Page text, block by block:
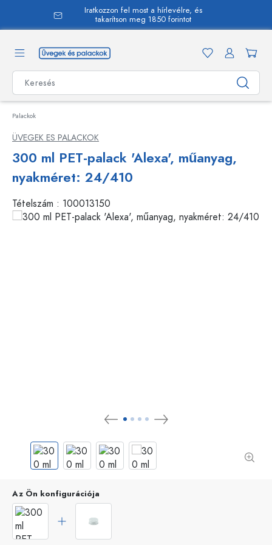
Iratkozzon fel most a hírlevélre, és
takarítson meg 1850 forintot
Palackok
ÜVEGEK ES PALACKOK
300 ml PET-palack 'Alexa', műanyag,
nyakméret: 24/410
Tételszám : 100013150
Az Ön konfigurációja